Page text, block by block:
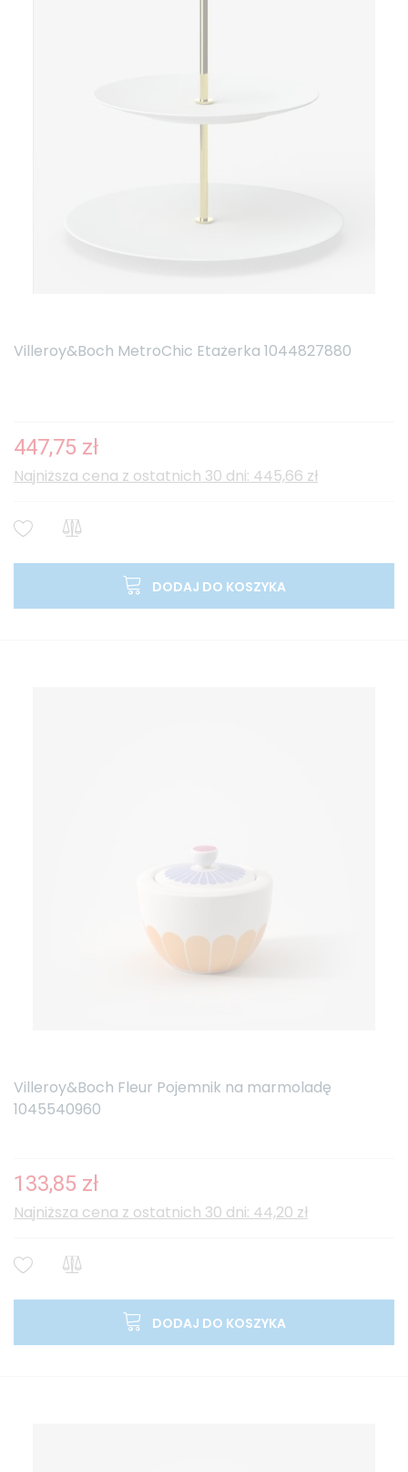
Villeroy&Boch MetroChic Etażerka 1044827880
447,75 zł
Najniższa cena z ostatnich 30 dni: 445,66 zł
DODAJ DO KOSZYKA
Villeroy&Boch Fleur Pojemnik na marmoladę
1045540960
133,85 zł
Najniższa cena z ostatnich 30 dni: 44,20 zł
DODAJ DO KOSZYKA